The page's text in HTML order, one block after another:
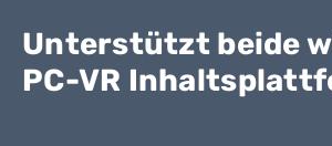
Unterstützt beide
PC-VR